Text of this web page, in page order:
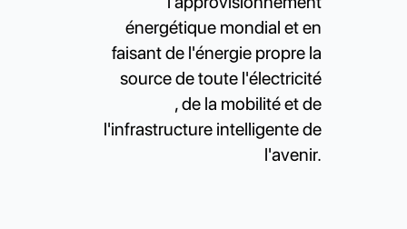
énergétique mondial et en
faisant de l'énergie propre la
source de toute l'électricité
, de la mobilité et de
l'infrastructure intelligente de
l'avenir.